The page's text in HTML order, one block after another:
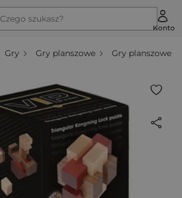
Czego szukasz?
Konto
Gry Gry planszowe Gry planszowe